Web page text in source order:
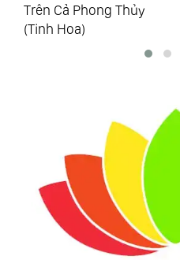
Cảnh Giới Cao Thượng
Của Trí Tuệ (Tinh Hoa)